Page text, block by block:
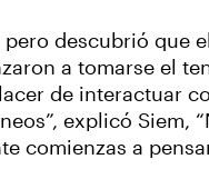
descubrió que
a tomarse el
de interactuar
explicó Siem,
comienzas a